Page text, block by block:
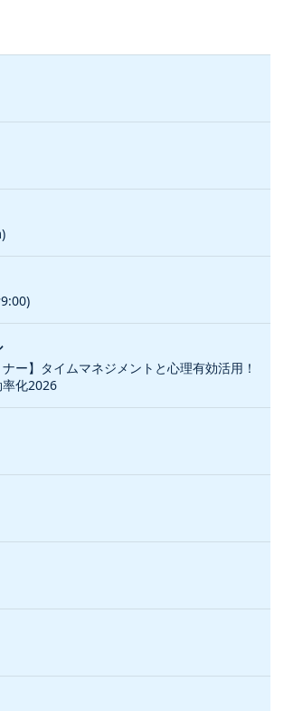
ナー】タイムマネジメントと心理有効活用！
化2026